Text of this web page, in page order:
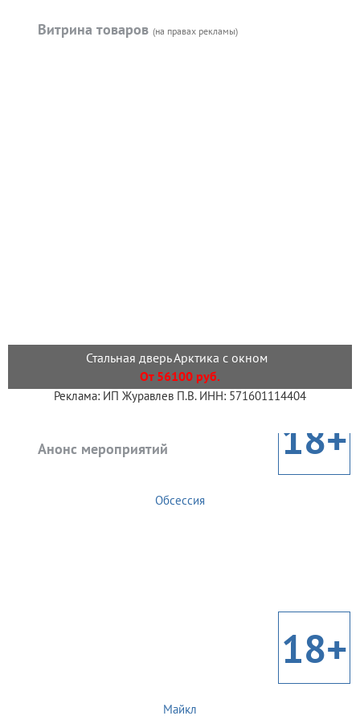
Витрина товаров (на правах рекламы)
Стальная дверь Арктика с окном
От 56100 руб.
Реклама: ИП Журавлев П.В. ИНН: 571601114404
Анонс мероприятий 18+
Обсессия
18+
Майкл